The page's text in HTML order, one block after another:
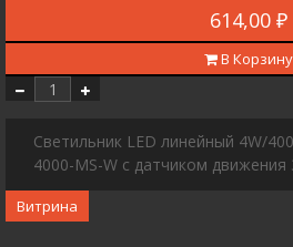
614,00 ₽
В Корзину
Светильник LED линейный 4W/
4000-MS-W с датчиком
Витрина